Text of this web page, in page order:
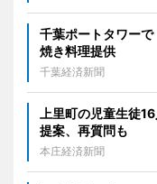
千葉ポートタワー
焼き料理提供
千葉経済新聞
上里町の児童生徒
提案、再質問も
本庄経済新聞